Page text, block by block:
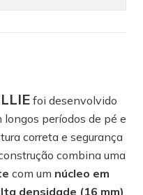
foi desenvolvido
períodos de pé e
correta e segurança
combina uma
com um núcleo em
densidade (16 mm),